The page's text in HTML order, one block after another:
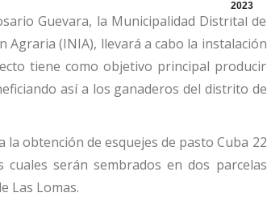
2023
Guevara, la Municipalidad Distrital de
Agraria (INIA), llevará a cabo la instalación
tiene como objetivo principal producir
así a los ganaderos del distrito de
obtención de esquejes de pasto Cuba 22
serán sembrados en dos parcelas
Las Lomas.